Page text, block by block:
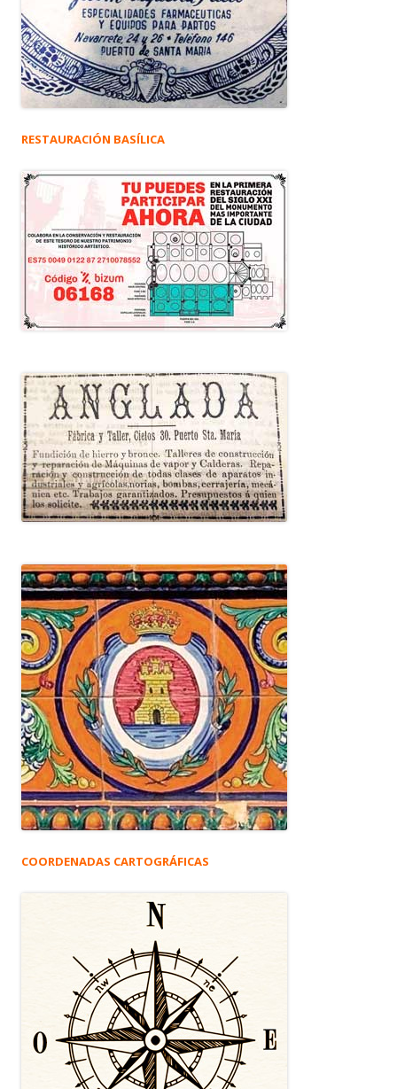
RESTAURACIÓN BASÍLICA
COORDENADAS CARTOGRÁFICAS